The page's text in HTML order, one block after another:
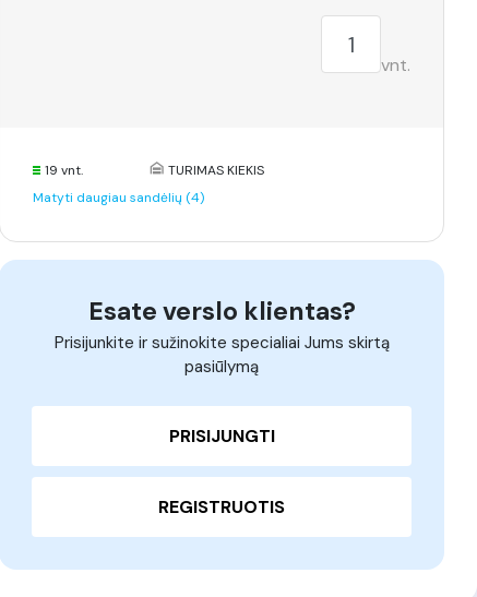
vnt.
19 vnt.
TURIMAS KIEKIS
Matyti daugiau sandėlių (4)
Esate verslo klientas?
Prisijunkite ir sužinokite specialiai Jums skirtą
pasiūlymą
PRISIJUNGTI
REGISTRUOTIS